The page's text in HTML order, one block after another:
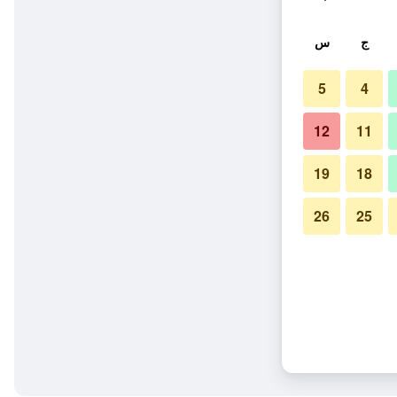
ج س
4
5
11
12
18
19
25
26